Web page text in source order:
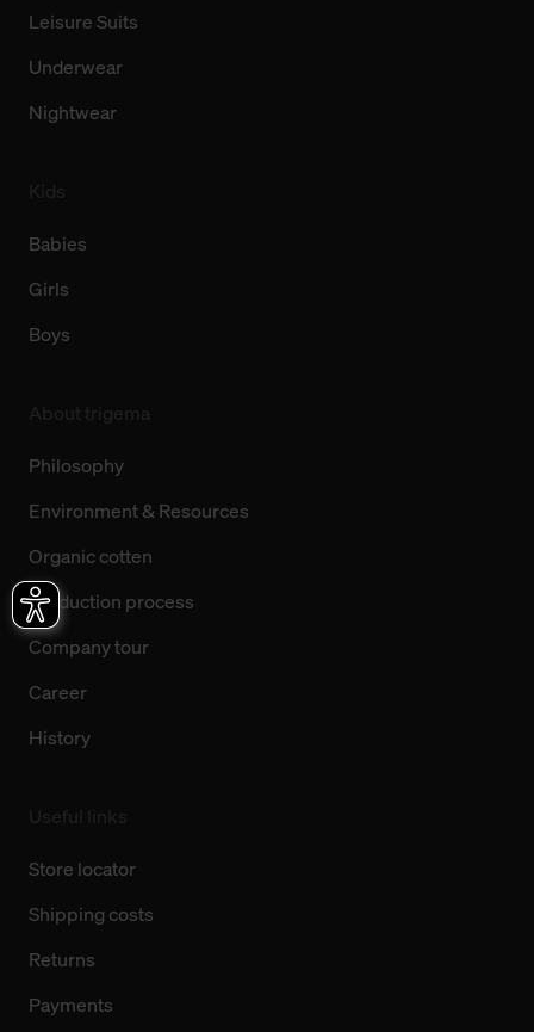
Leisure Suits
Underwear
Nightwear
Babies
Girls
Boys
Philosophy
Environment & Resources
Organic cotten
Production process
Company tour
Career
History
Store locator
Shipping costs
Returns
Payments